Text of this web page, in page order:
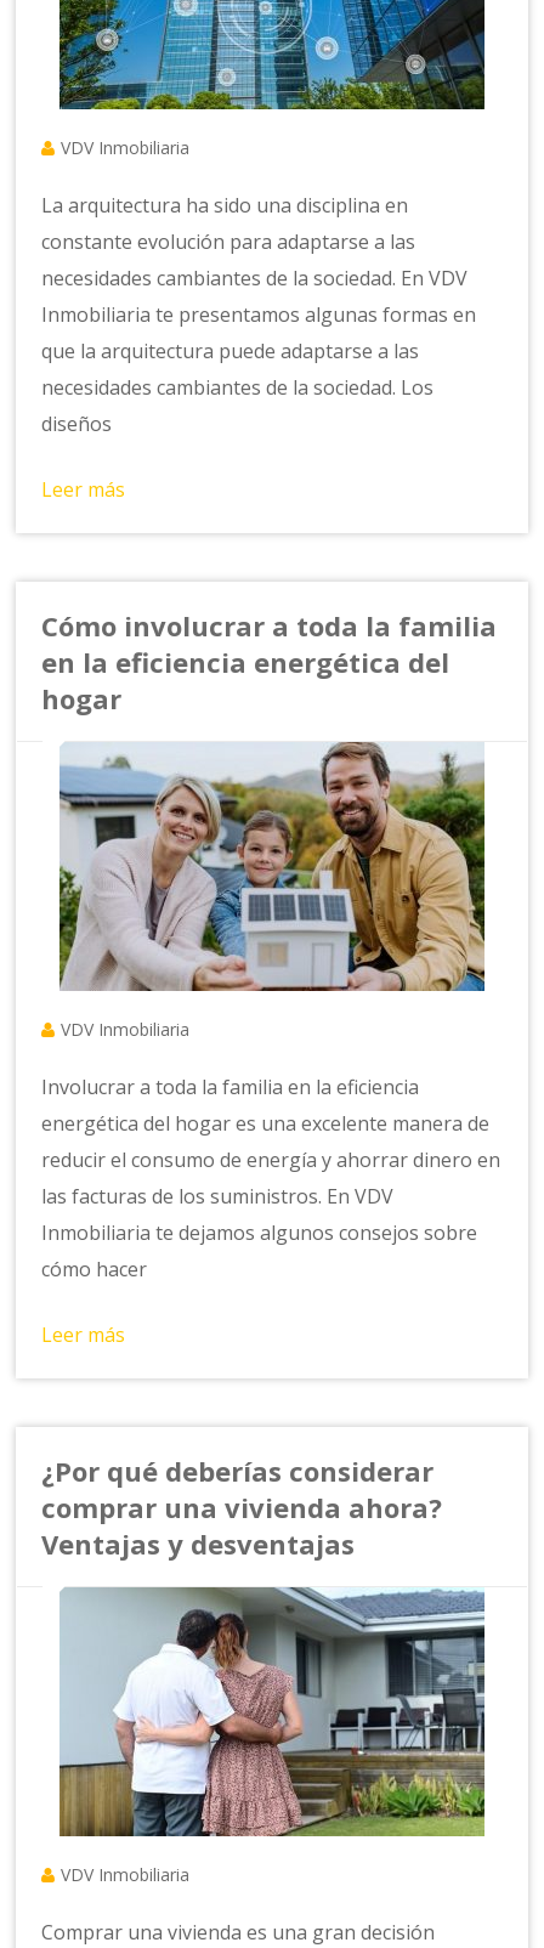
VDV Inmobiliaria
La arquitectura ha sido una disciplina en
constante evolución para adaptarse a las
necesidades cambiantes de la sociedad. En VDV
Inmobiliaria te presentamos algunas formas en
que la arquitectura puede adaptarse a las
necesidades cambiantes de la sociedad. Los
diseños
Leer más
Cómo involucrar a toda la familia
en la eficiencia energética del
hogar
VDV Inmobiliaria
Involucrar a toda la familia en la eficiencia
energética del hogar es una excelente manera de
reducir el consumo de energía y ahorrar dinero en
las facturas de los suministros. En VDV
Inmobiliaria te dejamos algunos consejos sobre
cómo hacer
Leer más
¿Por qué deberías considerar
comprar una vivienda ahora?
Ventajas y desventajas
VDV Inmobiliaria
Comprar una vivienda es una gran decisión